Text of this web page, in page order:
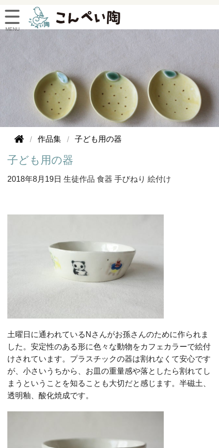
作品集 子ども用の器
子ども用の器
2018年8月19日 生徒作品 食器 手びねり 絵付け
土曜日に通われているNさんがお孫さんのために作られま
した。安定性のある形に色々な動物をカフェカラーで絵付
けされています。プラスチックの器は割れなくて安心です
が、小さいうちから、お皿の重量感や落としたら割れてし
まうということを知ることも大切だと感じます。半磁土、
透明釉、酸化焼成です。